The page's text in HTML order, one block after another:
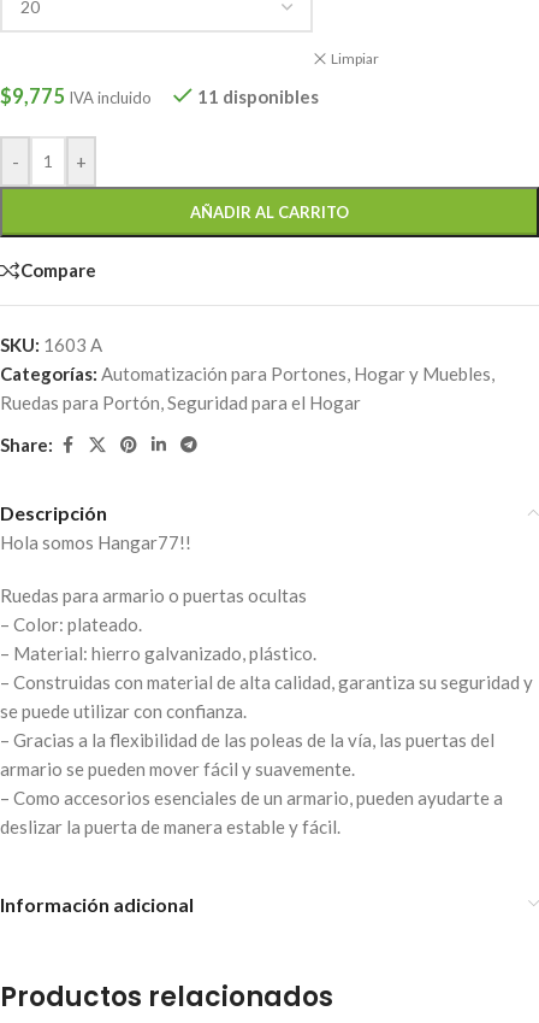
Limpiar
$9,775 IVA incluido 11 disponibles
- +
AÑADIR AL CARRITO
Compare
SKU: 1603 A
Categorías: Automatización para Portones Hogar y Muebles
Ruedas para Portón Seguridad para el Hogar
Share:
Descripción
Hola somos Hangar77!!
Ruedas para armario o puertas ocultas
– Color: plateado.
– Material: hierro galvanizado, plástico.
– Construidas con material de alta calidad, garantiza su seguridad y
se puede utilizar con confianza.
– Gracias a la flexibilidad de las poleas de la vía, las puertas del
armario se pueden mover fácil y suavemente.
– Como accesorios esenciales de un armario, pueden ayudarte a
deslizar la puerta de manera estable y fácil.
Información adicional
Productos relacionados